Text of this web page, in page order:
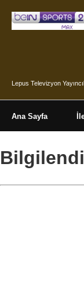
Lepus Televizyon
Ana Sayfa